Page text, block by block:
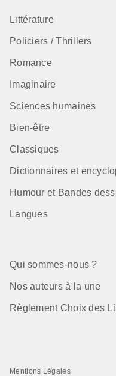
Littérature
Policiers / Thrillers
Romance
Imaginaire
Sciences humaines
Bien-être
Classiques
Dictionnaires et
Humour et Bandes
Langues
Qui sommes-nous ?
Nos auteurs à la une
Règlement Choix des
Mentions Légales